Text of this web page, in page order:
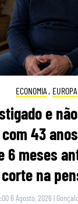
ECONOMIA , EUROPA
e
43
6 meses
na
6 Agosto, 2026 |